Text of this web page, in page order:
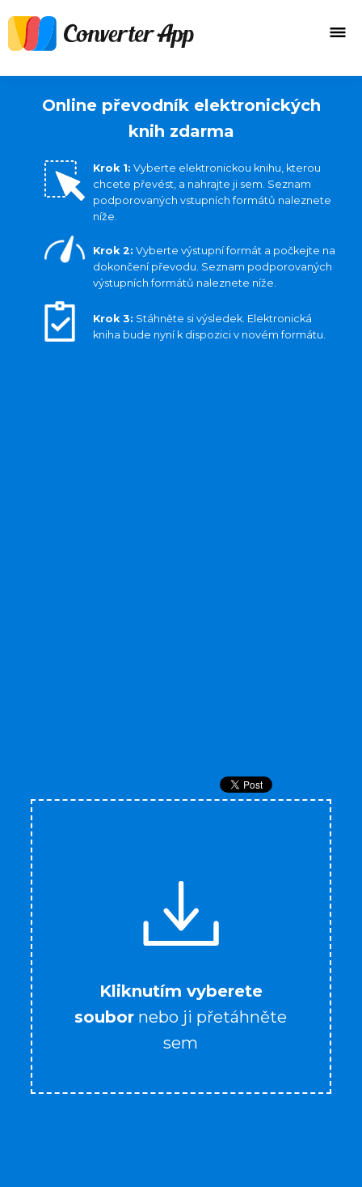
Online převodník elektronických
knih zdarma
Krok 1: Vyberte elektronickou knihu, kterou
chcete převést, a nahrajte ji sem. Seznam
podporovaných vstupních formátů naleznete
níže.
Krok 2: Vyberte výstupní formát a počkejte na
dokončení převodu. Seznam podporovaných
výstupních formátů naleznete níže.
Krok 3: Stáhněte si výsledek. Elektronická
kniha bude nyní k dispozici v novém formátu.
Kliknutím vyberete
soubor nebo ji přetáhněte
sem